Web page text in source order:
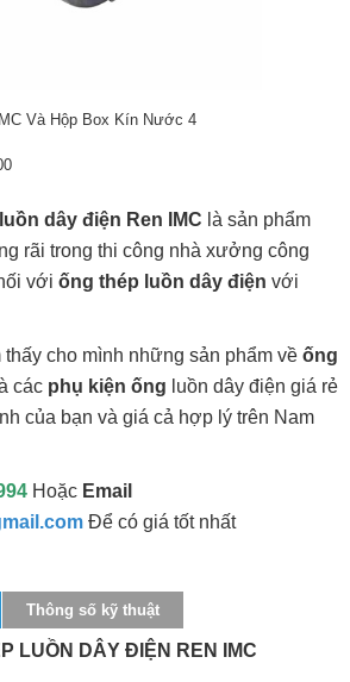
Và Hộp Box Kín Nước 4
dây điện Ren IMC là sản phẩm
rãi trong thi công nhà xưởng công
với ống thép luồn dây điện với
thấy cho mình những sản phẩm về ống
các phụ kiện ống luồn dây điện giá rẻ
của bạn và giá cả hợp lý trên Nam
Hoặc Email
Để có giá tốt nhất
Thông số kỹ thuật
LUỒN DÂY ĐIỆN REN IMC